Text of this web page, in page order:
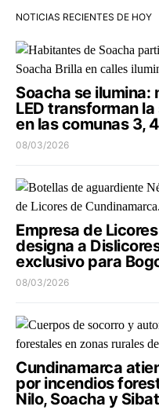
NOTICIAS RECIENTES DE HOY
Soacha se
LED transforman
en las comunas 3,
08/03/2026
Empresa de
designa a
exclusivo para
08/03/2026
Cundinamarca
por incendios
Nilo, Soacha y